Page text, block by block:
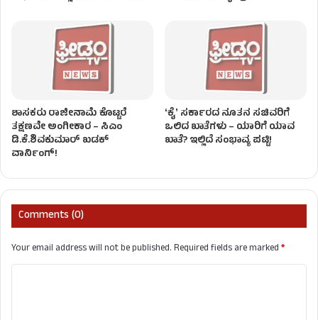
ಶಾಸಕರು ರಾಜೀನಾಮೆ ಕೊಟ್ಟರೆ
ತಕ್ಷಣವೇ ಅಂಗೀಕಾರ – ಸಿಎಂ
ಡಿ.ಕೆ.ಶಿವಕುಮಾರ್ ಖಡಕ್
ವಾರ್ನಿಂಗ್!
ʻಕೈʼ ಸರ್ಕಾರದ ನೂತನ ಸಚಿವರಿಗೆ
ಒಲಿದ ಖಾತೆಗಳು – ಯಾರಿಗೆ ಯಾವ
ಖಾತೆ? ಇಲ್ಲಿದೆ ಸಂಭಾವ್ಯ ಪಟ್ಟಿ!
Comments (0)
Your email address will not be published.Required fields are marked*